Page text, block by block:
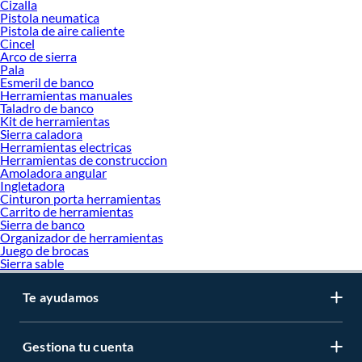
de demolición y perforación pesada en mampostería.
Geometría de la flauta:
broca se atasque o se sobrecaliente.
evitar que la herramienta "camine" sobre la superficie al iniciar la
perforación, eliminando la necesidad de un punzón previo.
FAQ - Preguntas frecuentes sobre brocas
¿Qué broca se debe usar para perforar porcelanato sin romperlo?
Para porcelanato y cerámicas de alta dureza, se deben usar
o de punta de lanza con refrigeración constante por agua. El uso de brocas para
concreto convencional con percusión fracturará el material inmediatamente.
¿Cómo diferenciar una broca para metal de una para madera?
Las brocas para madera suelen tener una punta central afilada (punta de guía)
para posicionar el centro exacto. Las de metal son totalmente helicoidales con
un ángulo de punta obtuso y carecen de esa espiga central, ya que están
diseñadas para cortar por rotación y presión sobre superficies densas.
lubricación. Al trabajar metales, se recomienda usar aceite de corte y
Cizalla
Pistola neumatica
Pistola de aire caliente
Cincel
Arco de sierra
Pala
Esmeril de banco
Herramientas manuales
Taladro de banco
Kit de herramientas
Sierra caladora
Herramientas electricas
Herramientas de construccion
Amoladora angular
Ingletadora
Cinturon porta herramientas
Carrito de herramientas
Sierra de banco
Organizador de herramientas
Juego de brocas
Sierra sable
Te ayudamos
Gestiona tu cuenta